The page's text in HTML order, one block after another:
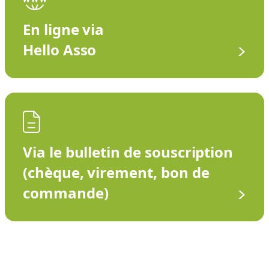
En ligne via
Hello Asso
Via le bulletin de souscription
(chèque, virement, bon de
commande)